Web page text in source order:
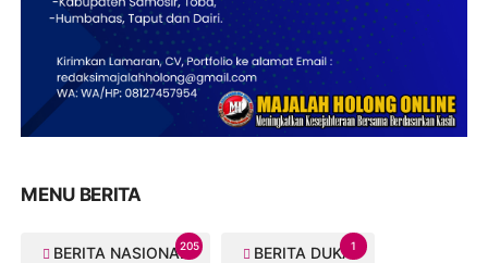
MENU BERITA
BERITA NASIONAL205 BERITA DUKA1